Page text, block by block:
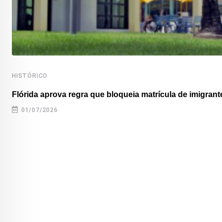
HISTÓRICO
Flórida aprova regra que bloqueia matrícula de
01/07/2026